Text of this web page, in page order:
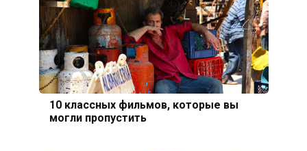
10 классных фильмов, которые вы
могли пропустить